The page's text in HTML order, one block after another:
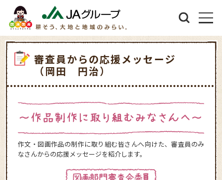
審査員からの応援メッセージ
（岡田 円治）
作文・図画作品の制作に取り組む皆さんへ向けた、審査員のみ
なさんからの応援メッセージを紹介します。